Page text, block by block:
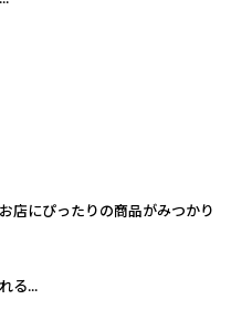
お店にぴったりの商品がみつかり
る...